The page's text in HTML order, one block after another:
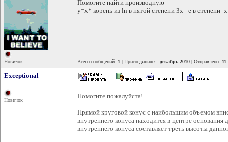
Новичок
Помогите найти производную
y=x* корень из ln в пятой степени 3х - e в степени -х
Всего сообщений: 1 | Присоединился: декабрь 2010 | Отправлено:
Exceptional
Новичок
Помогите пожалуйста!
Прямой круговой конус с наибольшим объемом
внутреннего конуса находится в центре основания
внутреннего конуса составляет треть высоты